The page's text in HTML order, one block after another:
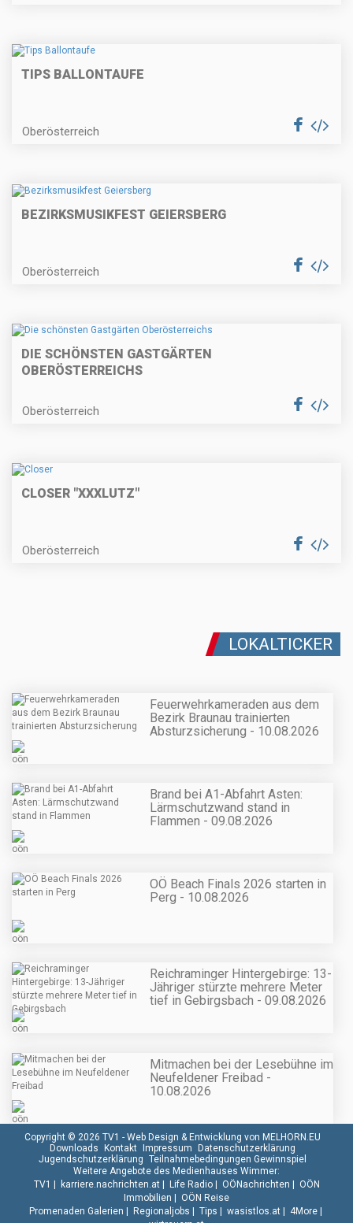
TIPS BALLONTAUFE
Oberösterreich
BEZIRKSMUSIKFEST GEIERSBERG
Oberösterreich
DIE SCHÖNSTEN GASTGÄRTEN
OBERÖSTERREICHS
Oberösterreich
CLOSER "XXXLUTZ"
Oberösterreich
LOKALTICKER
Feuerwehrkameraden aus dem
Bezirk Braunau trainierten
Absturzsicherung - 10.08.2026
Brand bei A1-Abfahrt Asten:
Lärmschutzwand stand in
Flammen - 09.08.2026
OÖ Beach Finals 2026 starten in
Perg - 10.08.2026
Reichraminger Hintergebirge: 13-
Jähriger stürzte mehrere Meter
tief in Gebirgsbach - 09.08.2026
Mitmachen bei der Lesebühne im
Neufeldener Freibad -
10.08.2026
Copyright © 2026 TV1 - Web Design & Entwicklung von MELHORN.EU
Downloads Kontakt Impressum Datenschutzerklärung
Jugendschutzerklärung Teilnahmebedingungen Gewinnspiel
Weitere Angebote des Medienhauses Wimmer:
TV1 | karriere.nachrichten.at| Life Radio| OÖNachrichten | OÖN
Immobilien | OÖN Reise
Promenaden Galerien | Regionaljobs | Tips | wasistlos.at| 4More|